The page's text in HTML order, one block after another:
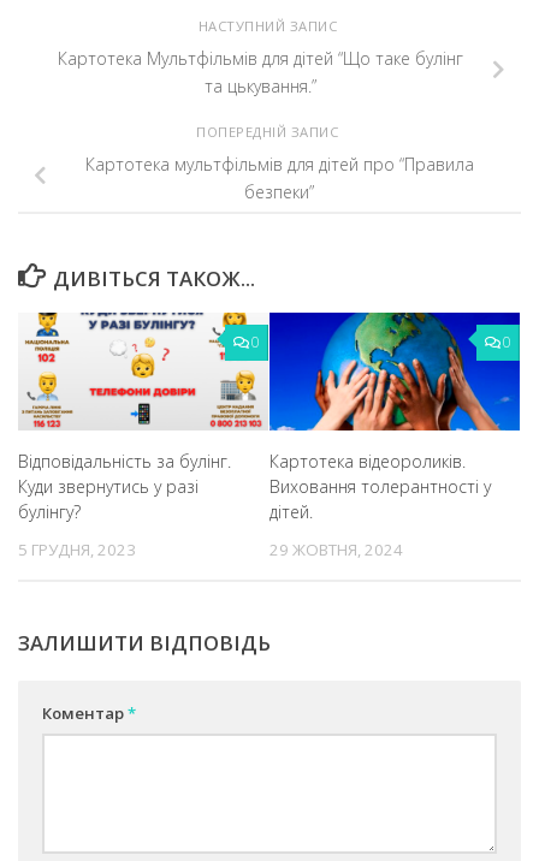
НАСТУПНИЙ ЗАПИС
Картотека Мультфільмів для дітей “Що таке булінг
та цькування.”
ПОПЕРЕДНІЙ ЗАПИС
Картотека мультфільмів для дітей про “Правила
безпеки”
ДИВІТЬСЯ ТАКОЖ...
0
Відповідальність за булінг.
Куди звернутись у разі
булінгу?
5 ГРУДНЯ, 2023
0
Картотека відеороликів.
Виховання толерантності у
дітей.
29 ЖОВТНЯ, 2024
ЗАЛИШИТИ ВІДПОВІДЬ
Коментар*